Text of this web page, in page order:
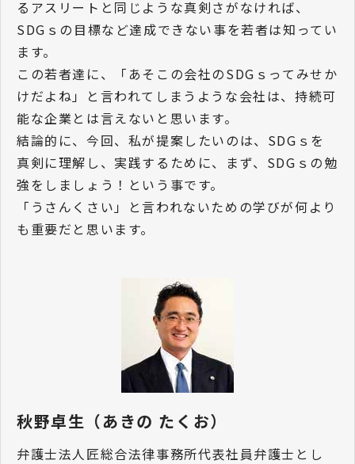
るアスリートと同じような真剣さがなければ、
SDGｓの目標など達成できない事を若者は知ってい
ます。
この若者達に、「あそこの会社のSDGｓってみせか
けだよね」と言われてしまうような会社は、持続可
能な企業とは言えないと思います。
結論的に、今回、私が提案したいのは、SDGｓを
真剣に理解し、実践するために、まず、SDGｓの勉
強をしましょう！という事です。
「うさんくさい」と言われないための学びが何より
も重要だと思います。
秋野卓生（あきの たくお）
弁護士法人匠総合法律事務所代表社員弁護士とし